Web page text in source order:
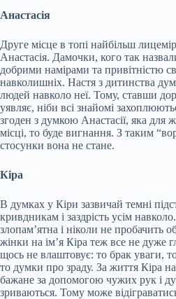
Анастасія
Друге місце в топі найбільш
Анастасія. Дамочки, кого так
добрими намірами та привітністю
навколишніх. Настя з дитинства
людей навколо неї. Тому, ставши
уявляє, ніби всі знайомі
згоден з думкою Анастасії, яка для
місці, то буде вигнання. З таким
стосунки вона не стане.
Кіра
В думках у Кіри зазвичай темні
кривдникам і заздрість усім
злопам’ятна і ніколи не пробачить
жінки на ім’я Кіра теж все не дуже
щось не влаштовує: то брак уваги, то
то думки про зраду. За життя Кіра
бажане за допомогою чужих рук і
зриваються. Тому може